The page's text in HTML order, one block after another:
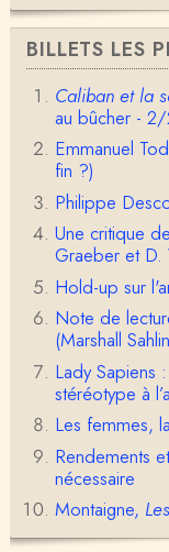
anne
Bonjour,
ain
Claude
Bonjour
ens de
1° Le
ma
Olivier
Une
erci pour
Déjà, je
moins
Damian
Merci
oute une
H…
BILLETS LES
Caliban et la
au bûcher -
Emmanuel
fin ?)
Philippe
Une critique
Graeber et D.
Hold-up sur
Note de
(Marshall
Lady Sapiens
stéréotype à
Les femmes,
Rendements
nécessaire
Montaigne,